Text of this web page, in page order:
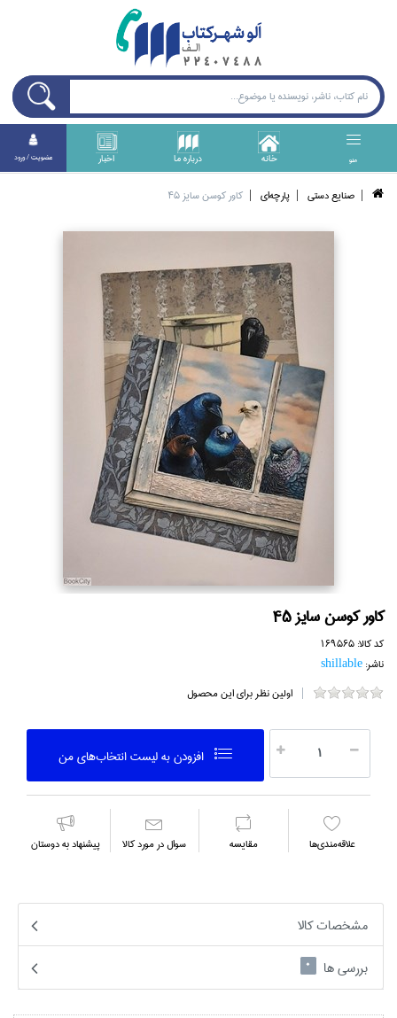
منو خانه درباره ما اخبار عضويت / ورود
صنايع دستي پارچه‌اي كاور كوسن سايز 45
كاور كوسن سايز 45
کد کالا:169565
ناشر:shillable
اولین نظر برای این محصول
افزودن به ليست انتخاب‌هاي من
علاقه‌مندي‌ها مقايسه سوال در مورد كالا پیشنهاد به دوستان
مشخصات کالا
بررسی ها
0